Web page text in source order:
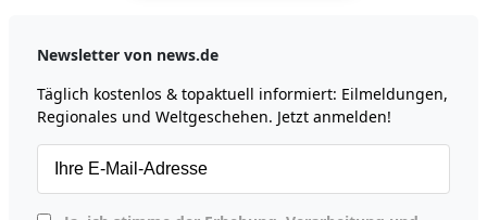
Newsletter von news.de
Täglich kostenlos & topaktuell informiert: Eilmeldungen,
Regionales und Weltgeschehen. Jetzt anmelden!